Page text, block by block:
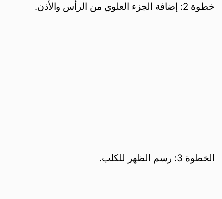
خطوة 2: إضافة الجزء العلوي من الرأس والأذن.
الخطوة 3: رسم الظهر للكلب.